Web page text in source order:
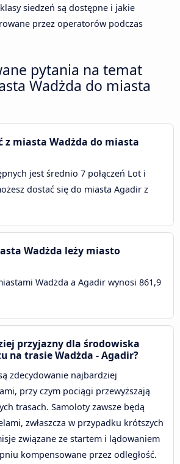
siedzeń są dostępne i jakie
przez operatorów podczas
pytania na temat
Wadżda do miasta
z miasta Wadżda do miasta
jest średnio 7 połączeń Lot i
dostać się do miasta Agadir z
Wadżda leży miasto
Wadżda a Agadir wynosi 861,9
przyjazny dla środowiska
na trasie Wadżda - Agadir?
zdecydowanie najbardziej
przy czym pociągi przewyższają
trasach. Samoloty zawsze będą
zwłaszcza w przypadku krótszych
związane ze startem i lądowaniem
kompensowane przez odległość.